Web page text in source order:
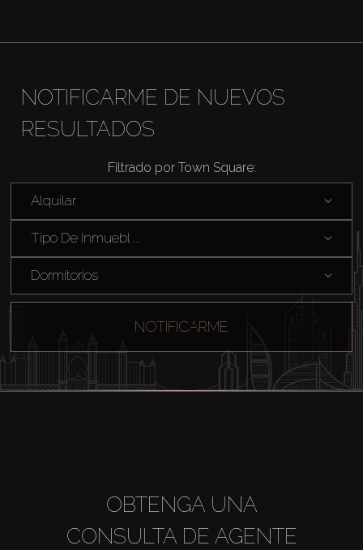
Alquilar
Venta
Sobre Plano
Agentes
About Us
NOTIFICARME DE NUEVOS
RESULTADOS
Filtrado por Town Square:
Alquilar
Tipo De Inmuebl ...
Dormitorios
NOTIFICARME
OBTENGA UNA
CONSULTA DE AGENTE